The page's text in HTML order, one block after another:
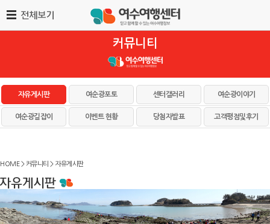
커뮤니티
자유게시판 여순광포토 센터갤러리 여순광이야기
여순광길잡이 이벤트 현황 당첨자발표 고객평점및후기
HOME > 커뮤니티 > 자유게시판